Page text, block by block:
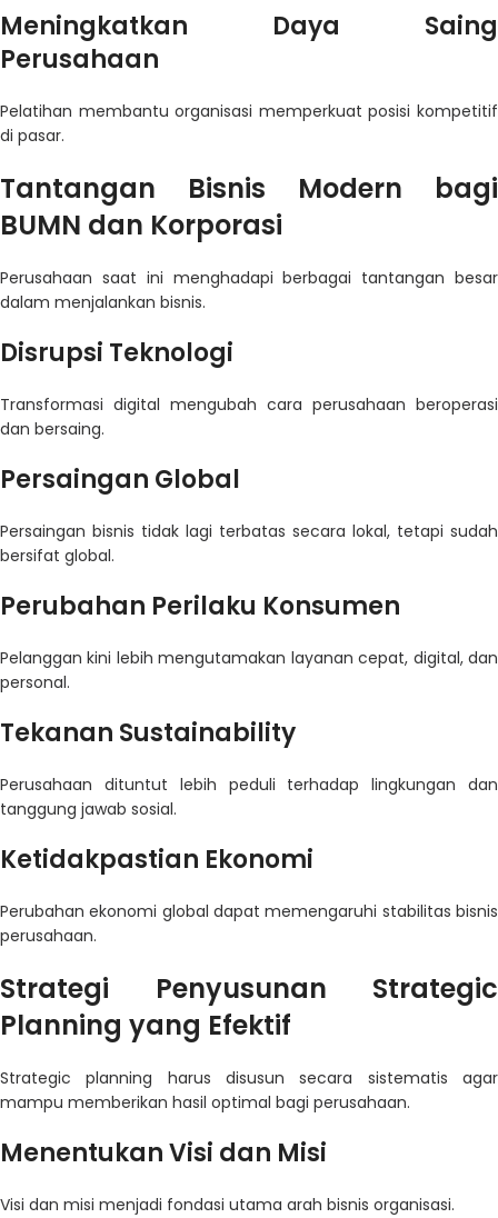
Meningkatkan Daya Saing
Perusahaan
Pelatihan membantu organisasi memperkuat posisi kompetitif
di pasar.
Tantangan Bisnis Modern bagi
BUMN dan Korporasi
Perusahaan saat ini menghadapi berbagai tantangan besar
dalam menjalankan bisnis.
Disrupsi Teknologi
Transformasi digital mengubah cara perusahaan beroperasi
dan bersaing.
Persaingan Global
Persaingan bisnis tidak lagi terbatas secara lokal, tetapi sudah
bersifat global.
Perubahan Perilaku Konsumen
Pelanggan kini lebih mengutamakan layanan cepat, digital, dan
personal.
Tekanan Sustainability
Perusahaan dituntut lebih peduli terhadap lingkungan dan
tanggung jawab sosial.
Ketidakpastian Ekonomi
Perubahan ekonomi global dapat memengaruhi stabilitas bisnis
perusahaan.
Strategi Penyusunan Strategic
Planning yang Efektif
Strategic planning harus disusun secara sistematis agar
mampu memberikan hasil optimal bagi perusahaan.
Menentukan Visi dan Misi
Visi dan misi menjadi fondasi utama arah bisnis organisasi.